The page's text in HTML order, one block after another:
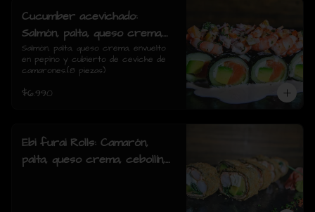
Cucumber acevichado:
Salmón, palta, queso crema,
envuelto en pepino y cubierto
de ceviche de camarones.(8
Salmón, palta, queso crema, envuelto
en pepino y cubierto de ceviche de
camarones.(8 piezas)
$6.990
Ebi furai Rolls: Camarón,
palta, queso crema, cebollín,